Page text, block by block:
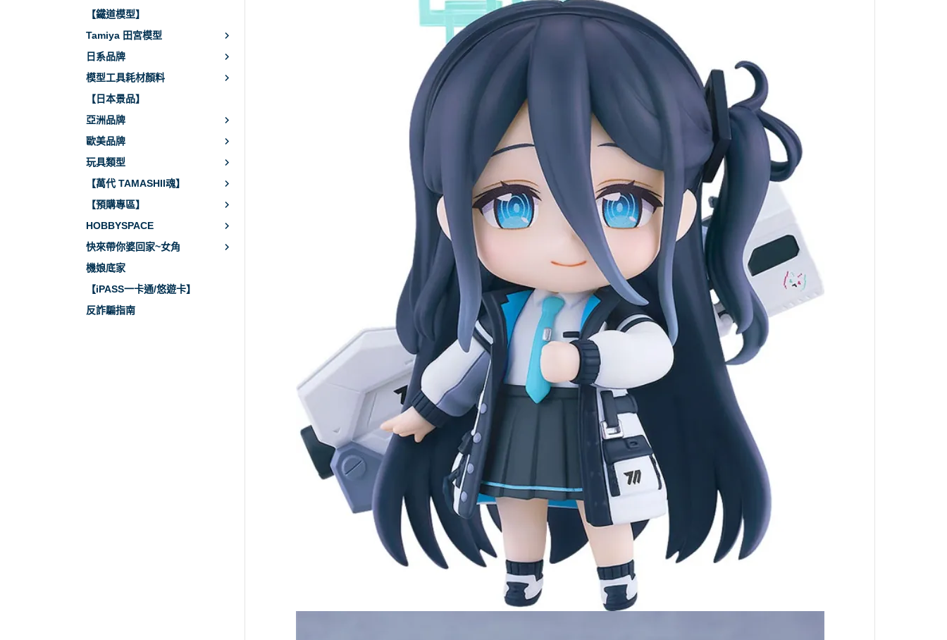
【鐵道模型】
Tamiya 田宮模型
日系品牌
模型工具耗材顏料
【日本景品】
亞洲品牌
歐美品牌
玩具類型
【萬代 TAMASHII魂】
【預購專區】
HOBBYSPACE
快來帶你婆回家~女角
機娘底家
【iPASS一卡通/悠遊卡】
反詐騙指南